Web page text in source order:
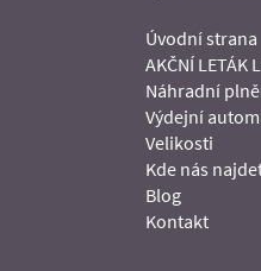
Úvodní strana
AKČNÍ LETÁK
Náhradní
Výdejní
Velikosti
Kde nás
Blog
Kontakt